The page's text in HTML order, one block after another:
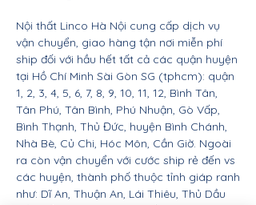
Nội thất Linco Hà Nội cung cấp dịch vụ
vận chuyển, giao hàng tận nơi miễn phí
ship đối với hầu hết tất cả các quận huyện
tại Hồ Chí Minh Sài Gòn SG (tphcm): quận
1, 2, 3, 4, 5, 6, 7, 8, 9, 10, 11, 12, Bình Tân,
Tân Phú, Tân Bình, Phú Nhuận, Gò Vấp,
Bình Thạnh, Thủ Đức, huyện Bình Chánh,
Nhà Bè, Củ Chi, Hóc Môn, Cần Giờ. Ngoài
ra còn vận chuyển với cước ship rẻ đến vs
các huyện, thành phố thuộc tỉnh giáp ranh
như: Dĩ An, Thuận An, Lái Thiêu, Thủ Dầu